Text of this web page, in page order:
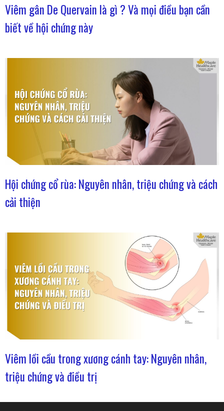
Viêm gân De Quervain là gì ? Và mọi điều bạn cần
biết về hội chứng này
Hội chứng cổ rùa: Nguyên nhân, triệu chứng và cách
cải thiện
Viêm lồi cầu trong xương cánh tay: Nguyên nhân,
triệu chứng và điều trị